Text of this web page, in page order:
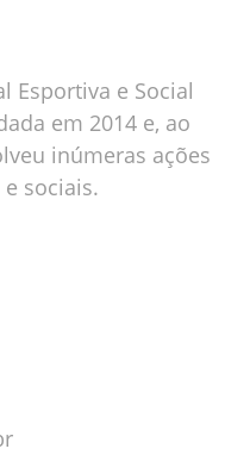
Esportiva e Social
em 2014 e, ao
inúmeras ações
sociais.